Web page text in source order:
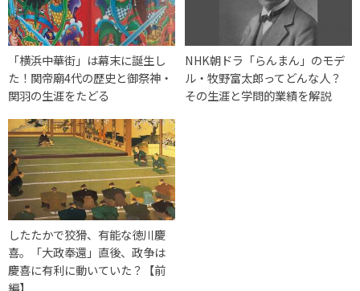
「横浜中華街」は幕末に誕生し
た！関帝廟4代の歴史と御祭神・
関羽の生涯をたどる
NHK朝ドラ「らんまん」のモデ
ル・牧野富太郎ってどんな人？
その生涯と学問的業績を解説
したたかで狡猾、有能な徳川慶
喜。「大政奉還」直後、政争は
慶喜に有利に動いていた？【前
編】